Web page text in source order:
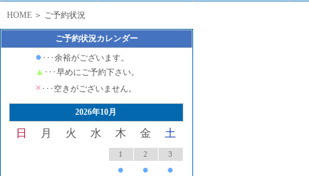
HOME ＞ ご予約状況
ご予約状況カレンダー
● ･･･余裕がございます。
▲ ･･･早めにご予約下さい。
× ･･･空きがございません。
2026年10月
日 月 火 水 木 金 土
1
●
2
●
3
●